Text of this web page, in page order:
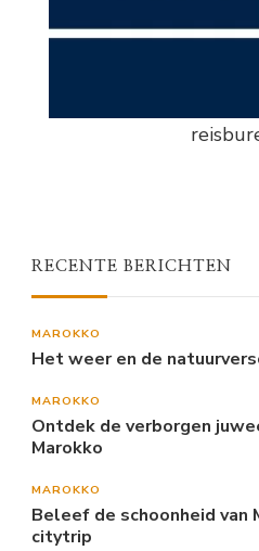
RECENTE BERICHTEN
MAROKKO
Het weer en de
MAROKKO
Ontdek de verborgen
Marokko
MAROKKO
Beleef de schoonheid van
citytrip